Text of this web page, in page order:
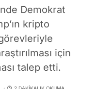
Demokrat
kripto
için
talep etti.